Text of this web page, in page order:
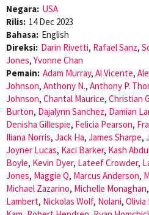
Negara: USA
Rilis: 14 Dec 2023
Bahasa: English
Direksi: Darin Rivetti, Rafael Sanz,
Jones, Yvonne Chan
Pemain: Adam Murray, Al Vicente,
Johnson, Anthony N., Anthony P.
Johnson, Chantal Maurice, Christian
Burton, Dajalynn Sanchez, Damian
Denisha Gillespie, Felicia Pearson,
Iliana Norris, Jack Ha, James Sharpe,
Joyner Lucas, Kaci Barker, Kash
Boyle, Kevin Dyer, Lateef Crowder,
Jones, Maggie Q, Marcus Anderson,
Michael Zazarino, Michelle Monaghan,
Lambert, Nickolas Wolf, Nolani, Olivia